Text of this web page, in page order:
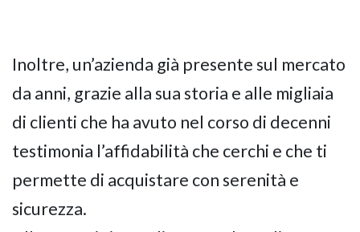
Inoltre, un’azienda già presente sul mercato
da anni, grazie alla sua storia e alle migliaia
di clienti che ha avuto nel corso di decenni
testimonia l’affidabilità che cerchi e che ti
permette di acquistare con serenità e
sicurezza.